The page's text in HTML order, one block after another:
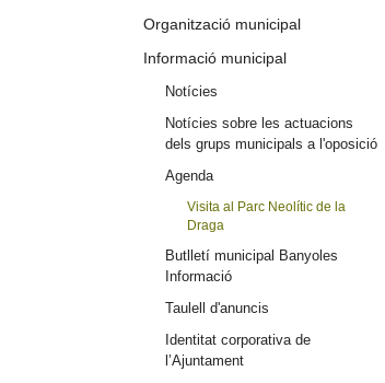
Organització municipal
Informació municipal
Notícies
Notícies sobre les actuacions
dels grups municipals a l'oposició
Agenda
Visita al Parc Neolític de la
Draga
Butlletí municipal Banyoles
Informació
Taulell d'anuncis
Identitat corporativa de
l’Ajuntament